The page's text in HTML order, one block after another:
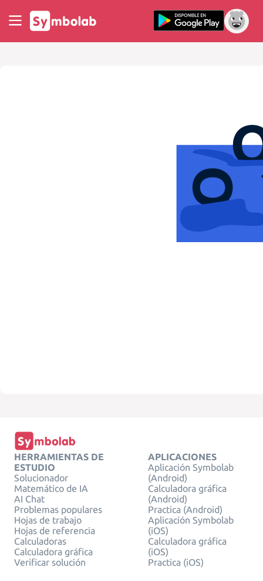
HERRAMIENTAS DE
ESTUDIO
Solucionador
Matemático de IA
AI Chat
Problemas populares
Hojas de trabajo
Hojas de referencia
Calculadoras
Calculadora gráfica
Verificar solución
APLICACIONES
Aplicación Symbolab
(Android)
Calculadora gráfica
(Android)
Practica (Android)
Aplicación Symbolab
(iOS)
Calculadora gráfica
(iOS)
Practica (iOS)